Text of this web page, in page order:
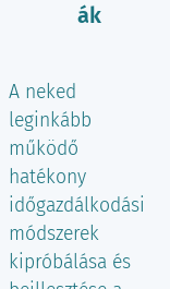
ák
A neked
leginkább
működő
hatékony
időgazdálkodási
módszerek
kipróbálása és